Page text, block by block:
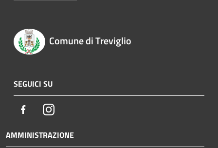
Comune di Treviglio
SEGUICI SU
FacebookInstagram
AMMINISTRAZIONE